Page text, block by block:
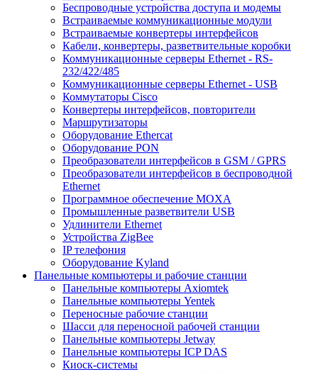
Беспроводные устройства доступа и модемы
Встраиваемые коммуникационные модули
Встраиваемые конвертеры интерфейсов
Кабели, конвертеры, разветвительные коробки
Коммуникационные серверы Ethernet - RS-
232/422/485
Коммуникационные серверы Ethernet - USB
Коммутаторы Cisco
Конвертеры интерфейсов, повторители
Маршрутизаторы
Оборудование Ethercat
Оборудование PON
Преобразователи интерфейсов в GSM / GPRS
Преобразователи интерфейсов в беспроводной
Ethernet
Программное обеспечение MOXA
Промышленные разветвители USB
Удлинители Ethernet
Устройства ZigBee
IP телефония
Оборудование Kyland
Панельные компьютеры и рабочие станции
Панельные компьютеры Axiomtek
Панельные компьютеры Yentek
Переносные рабочие станции
Шасси для переносной рабочей станции
Панельные компьютеры Jetway
Панельные компьютеры ICP DAS
Киоск-системы